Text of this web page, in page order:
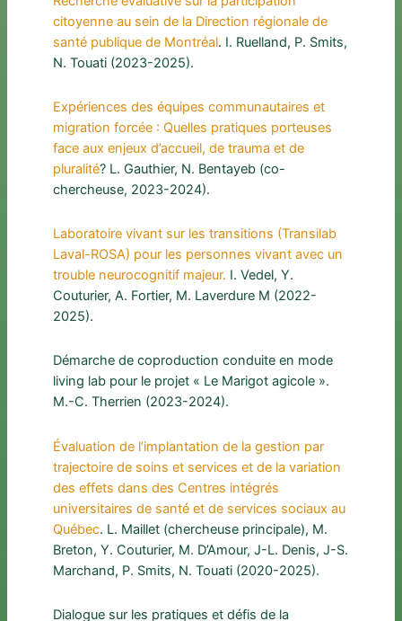
citoyenne au sein de la Direction régionale de
santé publique de Montréal. I. Ruelland, P. Smits,
N. Touati (2023-2025).
Expériences des équipes communautaires et
migration forcée : Quelles pratiques porteuses
face aux enjeux d’accueil, de trauma et de
pluralité? L. Gauthier, N. Bentayeb (co-
chercheuse, 2023-2024).
Laboratoire vivant sur les transitions (Transilab
Laval-ROSA) pour les personnes vivant avec un
trouble neurocognitif majeur. I. Vedel, Y.
Couturier, A. Fortier, M. Laverdure M (2022-
2025).
Démarche de coproduction conduite en mode
living lab pour le projet « Le Marigot agicole ».
M.-C. Therrien (2023-2024).
Évaluation de l’implantation de la gestion par
trajectoire de soins et services et de la variation
des effets dans des Centres intégrés
universitaires de santé et de services sociaux au
Québec. L. Maillet (chercheuse principale), M.
Breton, Y. Couturier, M. D’Amour, J-L. Denis, J-S.
Marchand, P. Smits, N. Touati (2020-2025).
Dialogue sur les pratiques et défis de la